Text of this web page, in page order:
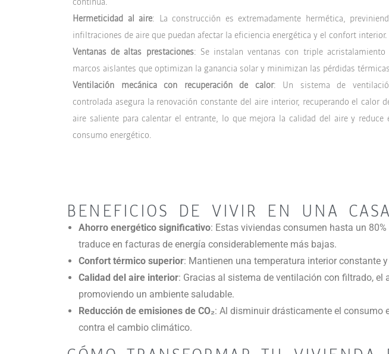
Hermeticidad al aire: La construcción es extremadamente hermética,
infiltraciones de aire que puedan afectar la eficiencia energética y el confort interior.
Ventanas de altas prestaciones: Se instalan ventanas con triple acristalamiento
marcos aislantes que optimizan la ganancia solar y minimizan las pérdidas
Ventilación mecánica con recuperación de calor: Un sistema de
controlada asegura la renovación constante del aire interior, recuperando el calor
aire saliente para calentar el entrante, lo que mejora la calidad del aire y reduce
consumo energético.
BENEFICIOS DE VIVIR EN UNA
Ahorro energético significativo: Estas viviendas consumen hasta un
traduce en facturas de energía considerablemente más bajas.
Confort térmico superior: Mantienen una temperatura interior constante
Calidad del aire interior: Gracias al sistema de ventilación con filtrado, el
promoviendo un ambiente saludable.
Reducción de emisiones de CO₂: Al disminuir drásticamente el consumo
contra el cambio climático.